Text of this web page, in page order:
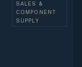
SALES &
COMPONENT
SUPPLY